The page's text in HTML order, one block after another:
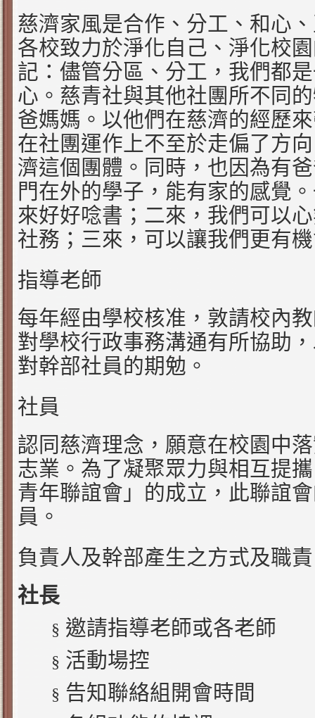
慈濟家風是合作、分工、和心
各校致力於淨化自己、淨化校
記：儘管分區、分工，我們都
心。慈青社與其他社團所不同
爸媽媽。以他們在慈濟的經歷
在社團運作上不至於走偏了方
濟這個團體。同時，也因為有
門在外的學子，能有家的感覺
來好好唸書；二來，我們可以
社務；三來，可以讓我們更有
指導老師
每年經由學校核准，敦請校內
對學校行政事務溝通有所協助
對幹部社員的期勉。
社員
認同慈濟理念，願意在校園中
志業。為了凝聚眾力與相互提
青年聯誼會」的成立，此聯誼
員。
負責人及幹部產生之方式及職責
社長
§ 邀請指導老師或各老師
§ 活動場控
§ 告知聯絡組開會時間